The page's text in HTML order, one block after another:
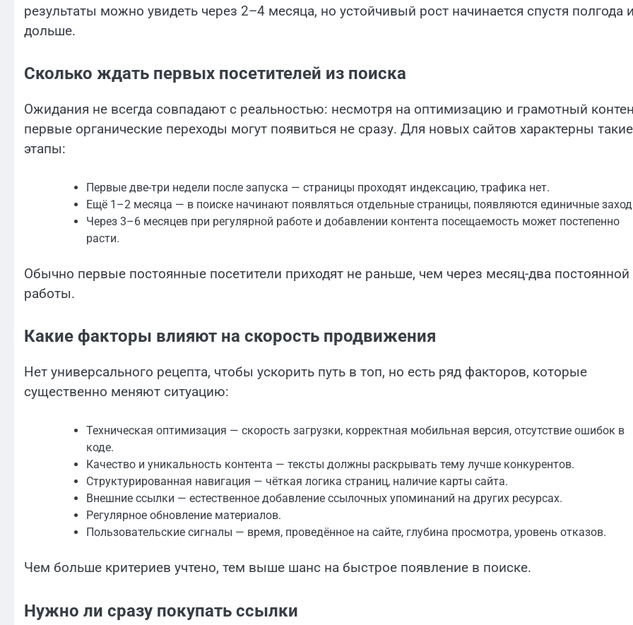
результаты можно увидеть через 2–4 месяца, но устойчивый рост начинается спустя полгода
дольше.
Сколько ждать первых посетителей из поиска
Ожидания не всегда совпадают с реальностью: несмотря на оптимизацию и грамотный
первые органические переходы могут появиться не сразу. Для новых сайтов характерны такие
этапы:
Первые две-три недели после запуска — страницы проходят индексацию, трафика нет.
Ещё 1–2 месяца — в поиске начинают появляться отдельные страницы, появляются единичные
Через 3–6 месяцев при регулярной работе и добавлении контента посещаемость может постепенно
расти.
Обычно первые постоянные посетители приходят не раньше, чем через месяц-два постоянной
работы.
Какие факторы влияют на скорость продвижения
Нет универсального рецепта, чтобы ускорить путь в топ, но есть ряд факторов, которые
существенно меняют ситуацию:
Техническая оптимизация — скорость загрузки, корректная мобильная версия, отсутствие ошибок в
коде.
Качество и уникальность контента — тексты должны раскрывать тему лучше конкурентов.
Структурированная навигация — чёткая логика страниц, наличие карты сайта.
Внешние ссылки — естественное добавление ссылочных упоминаний на других ресурсах.
Регулярное обновление материалов.
Пользовательские сигналы — время, проведённое на сайте, глубина просмотра, уровень отказов.
Чем больше критериев учтено, тем выше шанс на быстрое появление в поиске.
Нужно ли сразу покупать ссылки